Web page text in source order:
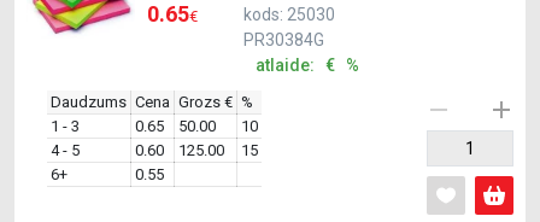
0.65€
kods: 25030
PR30384G
atlaide: € %
Daudzums Cena Grozs € %
1 - 3
0.65 50.00
10
4 - 5
0.60 125.00
15
6+
0.55